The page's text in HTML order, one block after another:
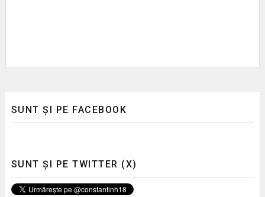
SUNT ȘI PE FACEBOOK
SUNT ȘI PE TWITTER (X)